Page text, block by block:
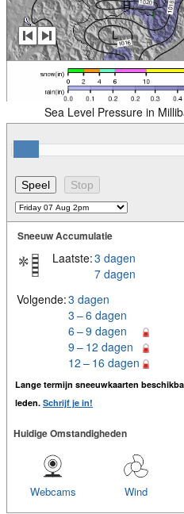
Sea Level Pressure in
Sneeuw Accumulatie
Laatste:3 dagen
7 dagen
Volgende:3 dagen
3 – 6 dagen
6 – 9 dagen
9 – 12 dagen
12 – 16 dagen
Lange termijn sneeuwkaarten
leden. Schrijf je in!
Huidige Omstandigheden
Wind
Webcams